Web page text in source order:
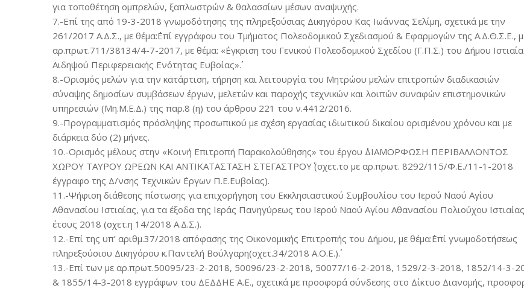
για τοποθέτηση ομπρελών, ξαπλωστρών & θαλασσίων μέσων αναψυχής.
7.-Επί της από 19-3-2018 γνωμοδότησης της πληρεξούσιας Δικηγόρου Κας Ιωάννας Σελίμη, σχετικά με την
261/2017 Α.Δ.Σ., με θέμα:΄΄Επί εγγράφου του Τμήματος Πολεοδομικού Σχεδιασμού & Εφαρμογών της Α.Δ.Θ.Σ.Ε.,
αρ.πρωτ.711/38134/4-7-2017, με θέμα: «΄Εγκριση του Γενικού Πολεοδομικού Σχεδίου (Γ.Π.Σ.) του Δήμου
Αιδηψού Περιφερειακής Ενότητας Ευβοίας»΄΄.
8.-Ορισμός μελών για την κατάρτιση, τήρηση και λειτουργία του Μητρώου μελών επιτροπών διαδικασιών
σύναψης δημοσίων συμβάσεων έργων, μελετών και παροχής τεχνικών και λοιπών συναφών επιστημονικών
υπηρεσιών (Μη.Μ.Ε.Δ.) της παρ.8 (η) του άρθρου 221 του ν.4412/2016.
9.-Προγραμματισμός πρόσληψης προσωπικού με σχέση εργασίας ιδιωτικού δικαίου ορισμένου χρόνου και με
διάρκεια δύο (2) μήνες.
10.-Ορισμός μέλους στην «Κοινή Επιτροπή Παρακολούθησης» του έργου ΄΄ΔΙΑΜΟΡΦΩΣΗ ΠΕΡΙΒΑΛΛΟΝΤΟΣ
ΧΩΡΟΥ ΤΑΥΡΟΥ ΩΡΕΩΝ ΚΑΙ ΑΝΤΙΚΑΤΑΣΤΑΣΗ ΣΤΕΓΑΣΤΡΟΥ΄΄ (σχετ.το με αρ.πρωτ. 8292/115/Φ.Ε./11-1-2018
έγγραφο της Δ/νσης Τεχνικών ΄Εργων Π.Ε.Ευβοίας).
11.-Ψήφιση διάθεσης πίστωσης για επιχορήγηση του Εκκλησιαστικού Συμβουλίου του Ιερού Ναού Αγίου
Αθανασίου Ιστιαίας, για τα έξοδα της Ιεράς Πανηγύρεως του Ιερού Ναού Αγίου Αθανασίου Πολιούχου
έτους 2018 (σχετ.η 14/2018 Α.Δ.Σ.).
12.-Επί της υπ’ αριθμ.37/2018 απόφασης της Οικονομικής Επιτροπής του Δήμου, με θέμα:΄΄Επί γνωμοδοτήσεως
πληρεξούσιου Δικηγόρου κ.Παντελή Βούλγαρη(σχετ.34/2018 Α.Ο.Ε.)΄΄.
13.-Επί των με αρ.πρωτ.50095/23-2-2018, 50096/23-2-2018, 50077/16-2-2018, 1529/2-3-2018, 1852/14-3-
& 1855/14-3-2018 εγγράφων του ΔΕΔΔΗΕ Α.Ε., σχετικά με προσφορά σύνδεσης στο Δίκτυο Διανομής,